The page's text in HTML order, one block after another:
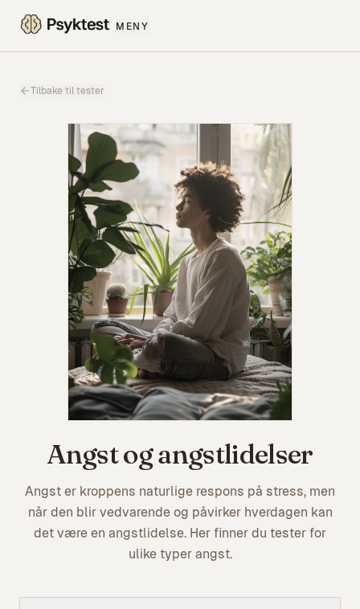
MENY
Tilbake til tester
Angst og angstlidelser
Angst er kroppens naturlige respons på stress, men
når den blir vedvarende og påvirker hverdagen kan
det være en angstlidelse. Her finner du tester for
ulike typer angst.